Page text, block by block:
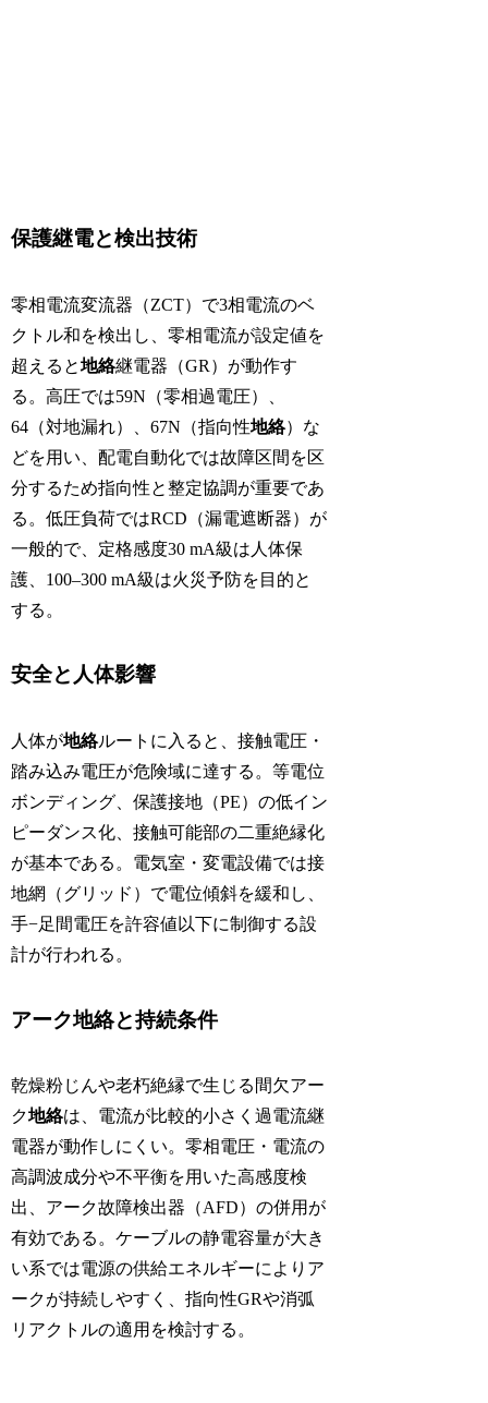
保護継電と検出技術
零相電流変流器（ZCT）で3相電流のベ
クトル和を検出し、零相電流が設定値を
超えると地絡継電器（GR）が動作す
る。高圧では59N（零相過電圧）、
64（対地漏れ）、67N（指向性地絡）な
どを用い、配電自動化では故障区間を区
分するため指向性と整定協調が重要であ
る。低圧負荷ではRCD（漏電遮断器）が
一般的で、定格感度30 mA級は人体保
護、100–300 mA級は火災予防を目的と
する。
安全と人体影響
人体が地絡ルートに入ると、接触電圧・
踏み込み電圧が危険域に達する。等電位
ボンディング、保護接地（PE）の低イン
ピーダンス化、接触可能部の二重絶縁化
が基本である。電気室・変電設備では接
地網（グリッド）で電位傾斜を緩和し、
手−足間電圧を許容値以下に制御する設
計が行われる。
アーク地絡と持続条件
乾燥粉じんや老朽絶縁で生じる間欠アー
ク地絡は、電流が比較的小さく過電流継
電器が動作しにくい。零相電圧・電流の
高調波成分や不平衡を用いた高感度検
出、アーク故障検出器（AFD）の併用が
有効である。ケーブルの静電容量が大き
い系では電源の供給エネルギーによりア
ークが持続しやすく、指向性GRや消弧
リアクトルの適用を検討する。